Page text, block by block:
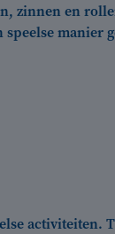
zinnen en
manier